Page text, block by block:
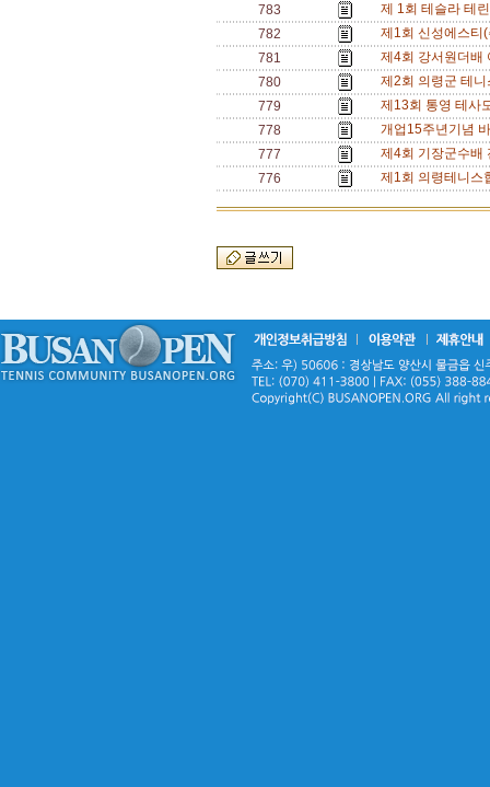
783
제 1회 테슬라 테
782
제1회 신성에스티
781
제4회 강서원더배
780
제2회 의령군 테
779
제13회 통영 테사
778
개업15주년기념
777
제4회 기장군수배
776
제1회 의령테니